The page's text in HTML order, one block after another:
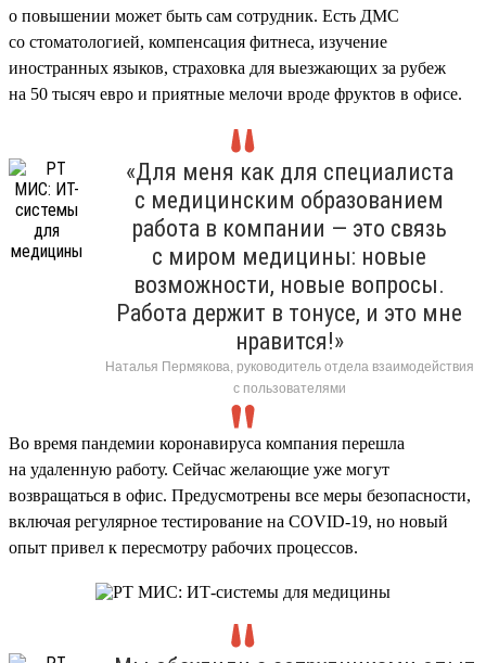
о повышении может быть сам сотрудник. Есть ДМС
со стоматологией, компенсация фитнеса, изучение
иностранных языков, страховка для выезжающих за рубеж
на 50 тысяч евро и приятные мелочи вроде фруктов в офисе.
«Для меня как для специалиста
с медицинским образованием
работа в компании — это связь
с миром медицины: новые
возможности, новые вопросы.
Работа держит в тонусе, и это мне
нравится!»
Наталья Пермякова, руководитель отдела взаимодействия
с пользователями
Во время пандемии коронавируса компания перешла
на удаленную работу. Сейчас желающие уже могут
возвращаться в офис. Предусмотрены все меры безопасности,
включая регулярное тестирование на COVID-19, но новый
опыт привел к пересмотру рабочих процессов.